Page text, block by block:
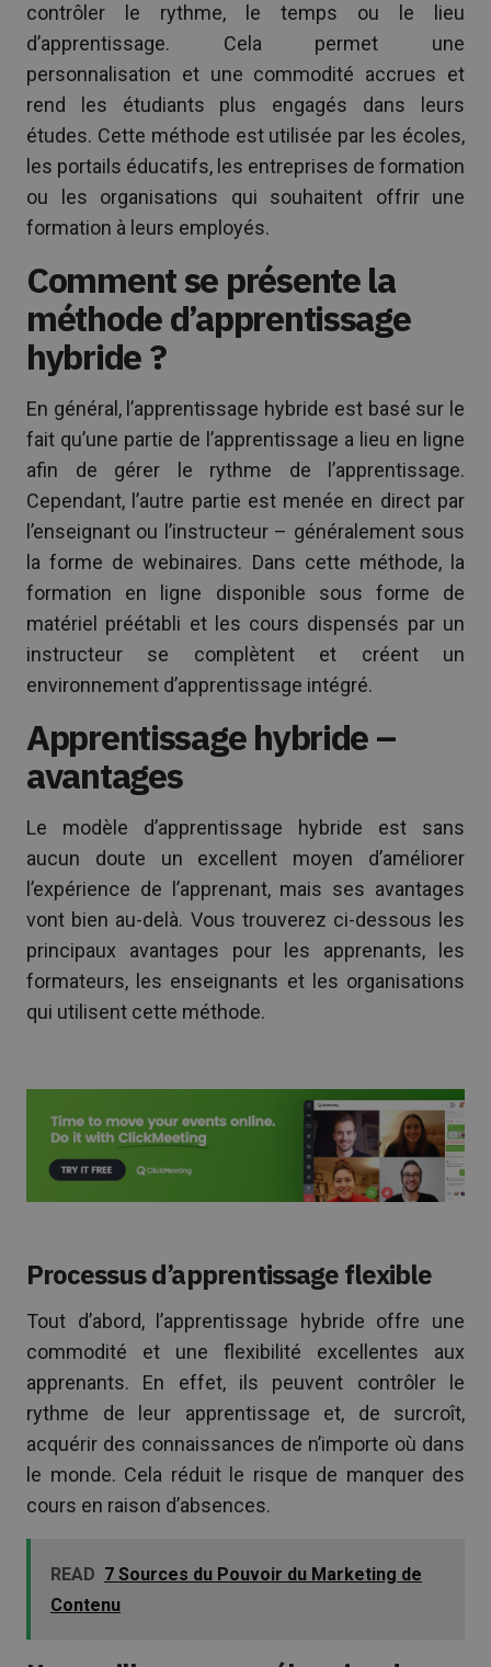
contrôler le rythme, le temps ou le lieu
d’apprentissage. Cela permet une
personnalisation et une commodité accrues et
rend les étudiants plus engagés dans leurs
études. Cette méthode est utilisée par les écoles,
les portails éducatifs, les entreprises de formation
ou les organisations qui souhaitent offrir une
formation à leurs employés.
Comment se présente la
méthode d’apprentissage
hybride ?
En général, l’apprentissage hybride est basé sur le
fait qu’une partie de l’apprentissage a lieu en ligne
afin de gérer le rythme de l’apprentissage.
Cependant, l’autre partie est menée en direct par
l’enseignant ou l’instructeur – généralement sous
la forme de webinaires. Dans cette méthode, la
formation en ligne disponible sous forme de
matériel préétabli et les cours dispensés par un
instructeur se complètent et créent un
environnement d’apprentissage intégré.
Apprentissage hybride –
avantages
Le modèle d’apprentissage hybride est sans
aucun doute un excellent moyen d’améliorer
l’expérience de l’apprenant, mais ses avantages
vont bien au-delà. Vous trouverez ci-dessous les
principaux avantages pour les apprenants, les
formateurs, les enseignants et les organisations
qui utilisent cette méthode.
Processus d’apprentissage flexible
Tout d’abord, l’apprentissage hybride offre une
commodité et une flexibilité excellentes aux
apprenants. En effet, ils peuvent contrôler le
rythme de leur apprentissage et, de surcroît,
acquérir des connaissances de n’importe où dans
le monde. Cela réduit le risque de manquer des
cours en raison d’absences.
READ 7 Sources du Pouvoir du Marketing de
Contenu